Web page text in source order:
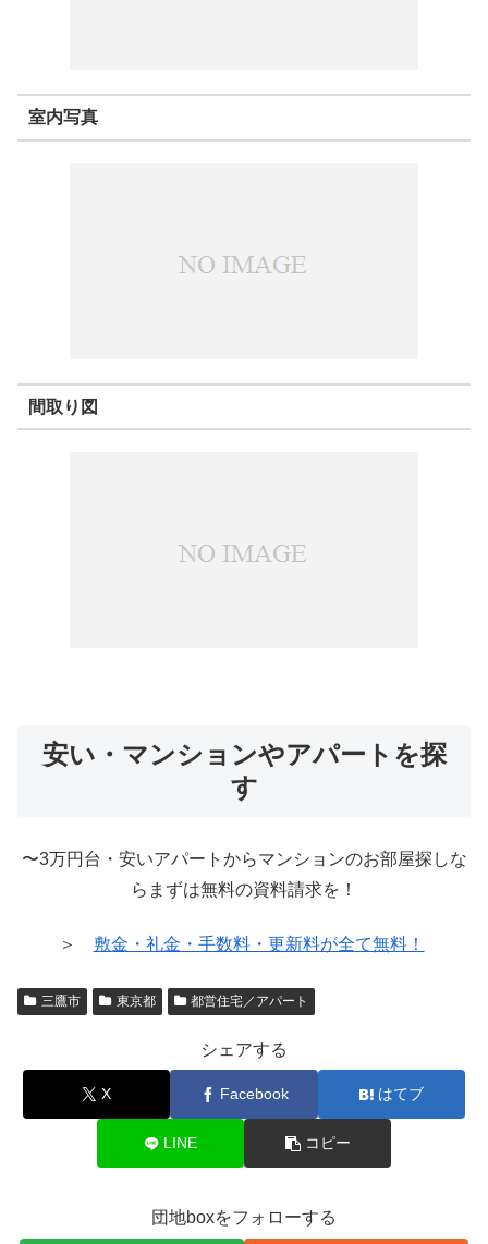
室内写真
間取り図
安い・マンションやアパートを探
す
〜3万円台・安いアパートからマンションのお部屋探しな
らまずは無料の資料請求を！
＞ 敷金・礼金・手数料・更新料が全て無料！
三鷹市 東京都 都営住宅／アパート
シェアする
X Facebook はてブ
LINE コピー
団地boxをフォローする